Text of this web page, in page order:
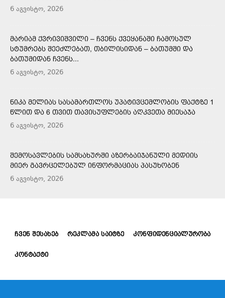
6 აგვისტო, 2026
ᲛᲐᲠᲘᲐᲛ ᲥᲕᲠᲘᲕᲘᲨᲕᲘᲚᲘ – ᲩᲕᲔᲜᲡ ᲥᲕᲔᲧᲐᲜᲐᲨᲘ ᲩᲐᲛᲝᲡᲣᲚ
ᲡᲢᲣᲛᲠᲔᲑᲡ ᲨᲔᲔᲫᲚᲔᲑᲐᲗ, ᲗᲑᲘᲚᲘᲡᲘᲓᲐᲜ – ᲑᲐᲗᲣᲛᲨᲘ ᲓᲐ
ᲑᲐᲗᲣᲛᲘᲓᲐᲜ ᲩᲕᲔᲜᲡ...
6 აგვისტო, 2026
ᲜᲘᲙᲐ ᲛᲔᲚᲘᲐᲡ ᲡᲐᲡᲐᲛᲐᲠᲗᲚᲝᲡ ᲣᲞᲐᲢᲘᲕᲪᲔᲛᲚᲝᲑᲘᲡ ᲤᲐᲥᲢᲖᲔ 1
ᲬᲚᲘᲗ ᲓᲐ 6 ᲗᲕᲘᲗ ᲗᲐᲕᲘᲡᲣᲤᲚᲔᲑᲘᲡ ᲐᲦᲙᲕᲔᲗᲐ ᲛᲘᲔᲡᲐᲯᲐ
6 აგვისტო, 2026
ᲨᲔᲛᲝᲡᲐᲕᲚᲔᲑᲘᲡ ᲡᲐᲛᲡᲐᲮᲣᲠᲨᲘ ᲐᲖᲔᲠᲑᲐᲘᲯᲐᲜᲣᲚᲘ ᲛᲔᲓᲘᲘᲡ
ᲛᲘᲔᲠ ᲒᲐᲕᲠᲪᲔᲚᲔᲑᲣᲚ ᲘᲜᲤᲝᲠᲛᲐᲪᲘᲐᲡ ᲞᲐᲡᲣᲮᲝᲑᲔᲜ
6 აგვისტო, 2026
ᲩᲕᲔᲜ ᲨᲔᲡᲐᲮᲔᲑ ᲠᲔᲙᲚᲐᲛᲐ ᲡᲐᲘᲢᲖᲔ ᲙᲝᲜᲤᲘᲓᲔᲜᲪᲘᲐᲚᲣᲠᲝᲑᲐ
ᲙᲝᲜᲢᲐᲥᲢᲘ